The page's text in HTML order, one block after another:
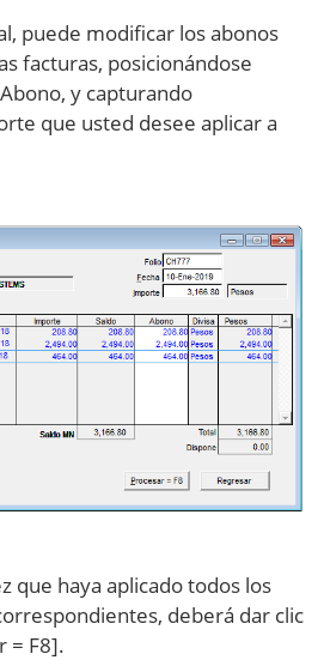
puede modificar los abonos
facturas, posicionándose
y capturando
que usted desee aplicar a
que haya aplicado todos los
deberá dar clic
= F8].